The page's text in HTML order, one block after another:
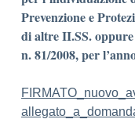
Prevenzione e
di altre II.SS.
n. 81/2008, per